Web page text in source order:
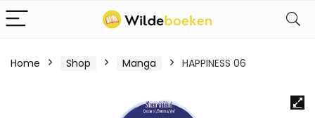
Home Shop Manga HAPPINESS 06